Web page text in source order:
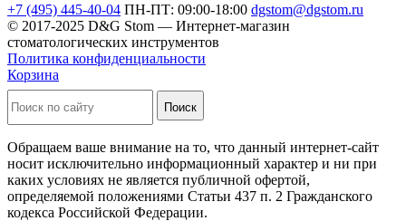
+7 (495) 445-40-04 ПН-ПТ: 09:00-18:00 dgstom@dgstom.ru
© 2017-2025 D&G Stom — Интернет-магазин
стоматологических инструментов
Политика конфиденциальности
Корзина
Обращаем ваше внимание на то, что данный интернет-сайт
носит исключительно информационный характер и ни при
каких условиях не является публичной офертой,
определяемой положениями Статьи 437 п. 2 Гражданского
кодекса Российской Федерации.